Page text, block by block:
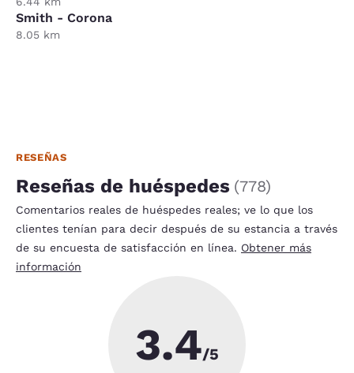
Smith - Corona
8.05 km
RESEÑAS
Reseñas de huéspedes (778)
Comentarios reales de huéspedes reales; ve lo que los
clientes tenían para decir después de su estancia a través
de su encuesta de satisfacción en línea. Obtener más
información
3.4/5